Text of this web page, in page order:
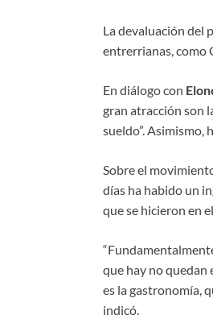
La devaluación del
entrerrianas, como
En diálogo con
gran atracción son
sueldo”. Asimismo,
Sobre el
días ha habido un
que se hicieron en
que hay no quedan
es la gastronomía,
indicó.